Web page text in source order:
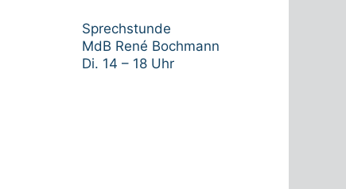
Sprechstunde
MdB René Bochmann
Di. 14 – 18 Uhr